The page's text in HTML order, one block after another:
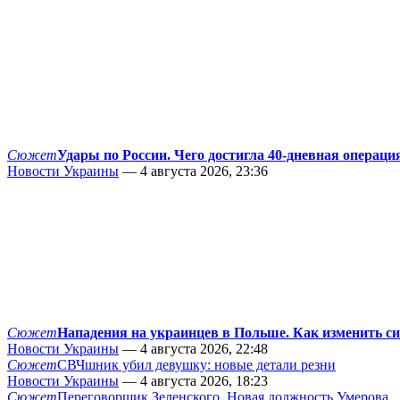
СюжетУдары по России. Чего достигла 40-дневная
Новости Украины — 4 августа 2026, 23:36
СюжетНападения на украинцев в Польше. Как изменить
Новости Украины — 4 августа 2026, 22:48
СюжетСВЧшник убил девушку: новые детали резни
Новости Украины — 4 августа 2026, 18:23